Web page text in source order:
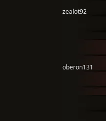
zealot92
oberon131